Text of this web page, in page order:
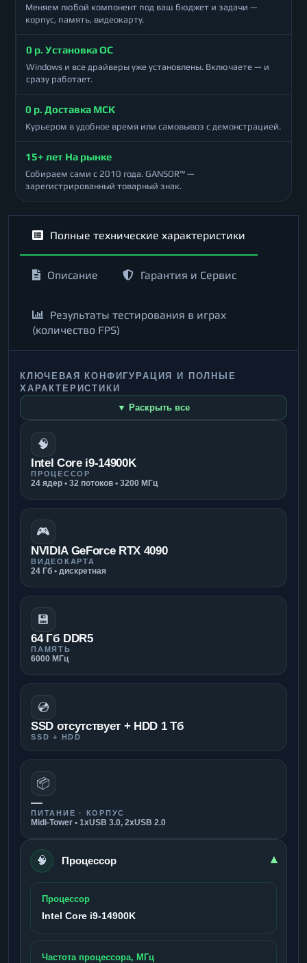
Меняем любой компонент под ваш бюджет и задачи —
корпус, память, видеокарту.
0 р. Установка ОС
Windows и все драйверы уже установлены. Включаете — и
сразу работает.
0 р. Доставка МСК
Курьером в удобное время или самовывоз с демонстрацией.
15+ лет На рынке
Собираем сами с 2010 года. GANSOR™ —
зарегистрированный товарный знак.
Полные технические характеристики
Описание Гарантия и Сервис
Результаты тестирования в играх
(количество FPS)
КЛЮЧЕВАЯ КОНФИГУРАЦИЯ И ПОЛНЫЕ
ХАРАКТЕРИСТИКИ
▼ Раскрыть все
🧠
Intel Core i9-14900K
ПРОЦЕССОР
24 ядер • 32 потоков • 3200 МГц
🎮
NVIDIA GeForce RTX 4090
ВИДЕОКАРТА
24 Гб • дискретная
💾
64 Гб DDR5
ПАМЯТЬ
6000 МГц
💿
SSD отсутствует + HDD 1 Тб
SSD + HDD
📦
—
ПИТАНИЕ · КОРПУС
Midi-Tower • 1xUSB 3.0, 2xUSB 2.0
🧠 Процессор ▾
Процессор
Intel Core i9-14900K
Частота процессора, МГц